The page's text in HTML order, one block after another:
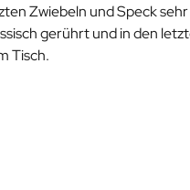
Zwiebeln und Speck
gerührt und in den
Tisch.